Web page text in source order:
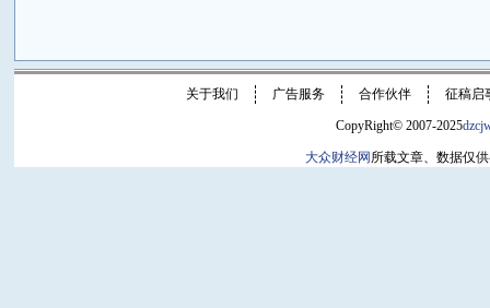
关于我们 广告服务 合作伙伴 征稿启
CopyRight© 2007-2025
大众财经网 所载文章、数据仅